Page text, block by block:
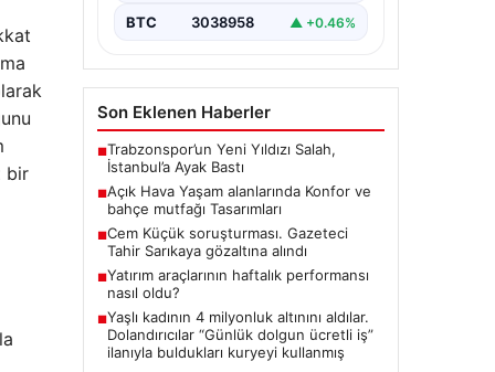
bir
BTC 3038958 ▲ +0.46%
Son Eklenen Haberler
■Trabzonspor’un Yeni Yıldızı Salah,
İstanbul’a Ayak Bastı
■Açık Hava Yaşam alanlarında Konfor ve
bahçe mutfağı Tasarımları
■Cem Küçük soruşturması. Gazeteci
Tahir Sarıkaya gözaltına alındı
■Yatırım araçlarının haftalık performansı
nasıl oldu?
■Yaşlı kadının 4 milyonluk altınını aldılar.
Dolandırıcılar “Günlük dolgun ücretli iş”
ilanıyla buldukları kuryeyi kullanmış